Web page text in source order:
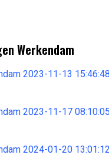
Werkendam
2023-11-13 15:46:48
2023-11-17 08:10:05
2024-01-20 13:01:12